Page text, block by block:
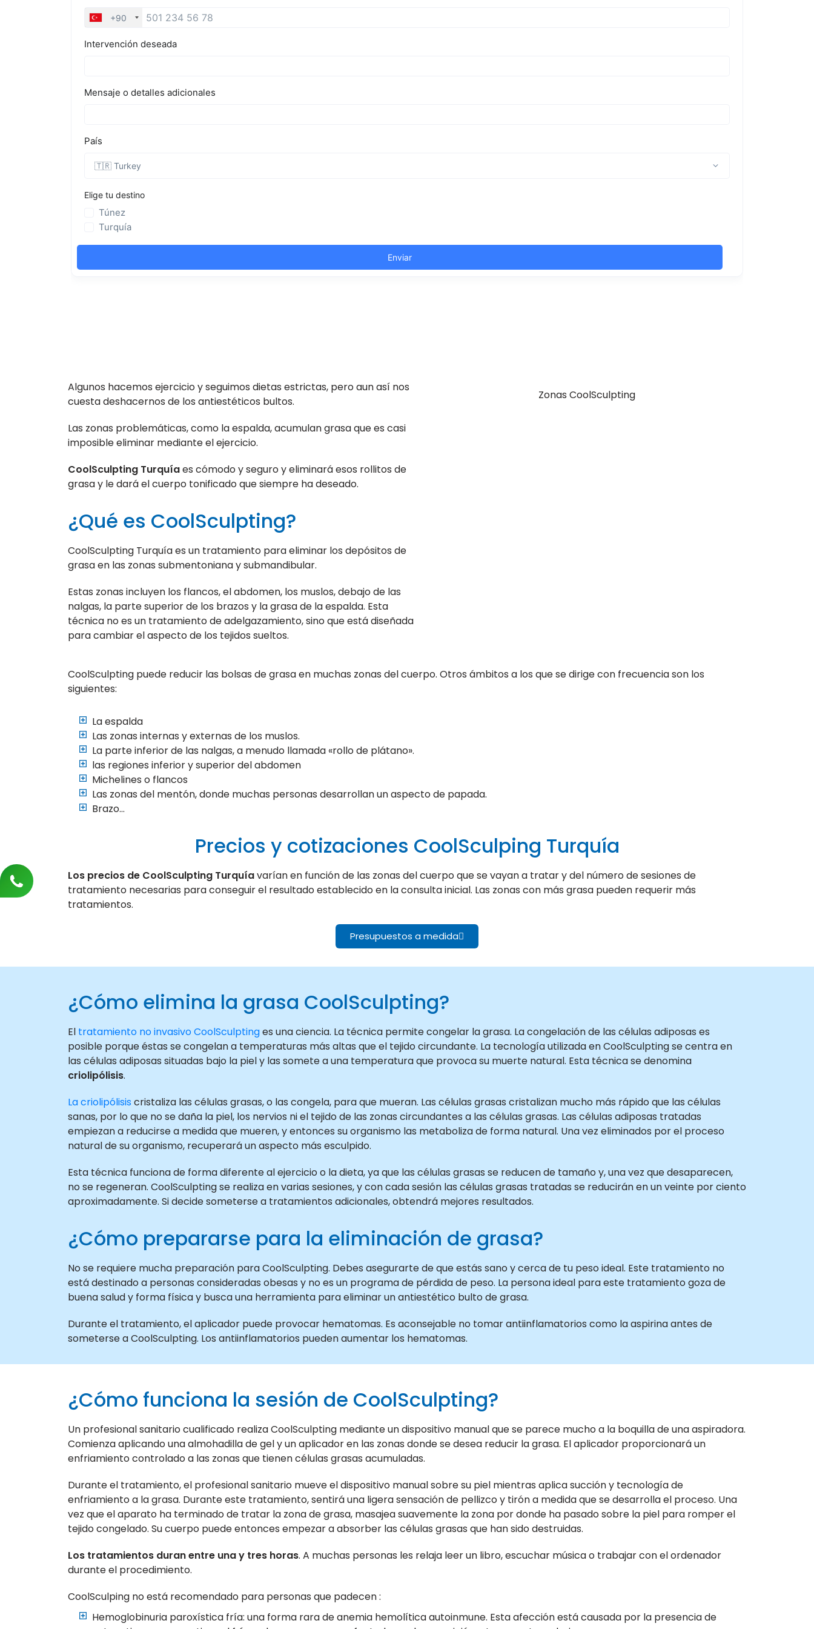
Algunos hacemos ejercicio y seguimos dietas estrictas, pero aun así nos
cuesta deshacernos de los antiestéticos bultos.
Las zonas problemáticas, como la espalda, acumulan grasa que es casi
imposible eliminar mediante el ejercicio.
CoolSculpting Turquíaes cómodo y seguro y eliminará esos rollitos de
grasa y le dará el cuerpo tonificado que siempre ha deseado.
¿Qué es CoolSculpting?
CoolSculpting Turquía es un tratamiento para eliminar los depósitos de
grasa en las zonas submentoniana y submandibular.
Estas zonas incluyen los flancos, el abdomen, los muslos, debajo de las
nalgas, la parte superior de los brazos y la grasa de la espalda. Esta
técnica no es un tratamiento de adelgazamiento, sino que está diseñada
para cambiar el aspecto de los tejidos sueltos.
Zonas CoolSculpting
CoolSculpting puede reducir las bolsas de grasa en muchas zonas del cuerpo. Otros ámbitos a los que se dirige con frecuencia son los
siguientes:
La espalda
Las zonas internas y externas de los muslos.
La parte inferior de las nalgas, a menudo llamada «rollo de plátano».
las regiones inferior y superior del abdomen
Michelines o flancos
Las zonas del mentón, donde muchas personas desarrollan un aspecto de papada.
Brazo…
Precios y cotizaciones CoolSculping Turquía
Los precios de CoolSculpting Turquíavarían en función de las zonas del cuerpo que se vayan a tratar y del número de sesiones de
tratamiento necesarias para conseguir el resultado establecido en la consulta inicial. Las zonas con más grasa pueden requerir más
tratamientos.
Presupuestos a medida
¿Cómo elimina la grasa CoolSculpting?
El tratamiento no invasivo CoolSculptinges una ciencia. La técnica permite congelar la grasa. La congelación de las células adiposas es
posible porque éstas se congelan a temperaturas más altas que el tejido circundante. La tecnología utilizada en CoolSculpting se centra en
las células adiposas situadas bajo la piel y las somete a una temperatura que provoca su muerte natural. Esta técnica se denomina
criolipólisis.
La criolipólisis cristaliza las células grasas, o las congela, para que mueran. Las células grasas cristalizan mucho más rápido que las células
sanas, por lo que no se daña la piel, los nervios ni el tejido de las zonas circundantes a las células grasas. Las células adiposas tratadas
empiezan a reducirse a medida que mueren, y entonces su organismo las metaboliza de forma natural. Una vez eliminados por el proceso
natural de su organismo, recuperará un aspecto más esculpido.
Esta técnica funciona de forma diferente al ejercicio o la dieta, ya que las células grasas se reducen de tamaño y, una vez que desaparecen,
no se regeneran. CoolSculpting se realiza en varias sesiones, y con cada sesión las células grasas tratadas se reducirán en un veinte por ciento
aproximadamente. Si decide someterse a tratamientos adicionales, obtendrá mejores resultados.
¿Cómo prepararse para la eliminación de grasa?
No se requiere mucha preparación para CoolSculpting. Debes asegurarte de que estás sano y cerca de tu peso ideal. Este tratamiento no
está destinado a personas consideradas obesas y no es un programa de pérdida de peso. La persona ideal para este tratamiento goza de
buena salud y forma física y busca una herramienta para eliminar un antiestético bulto de grasa.
Durante el tratamiento, el aplicador puede provocar hematomas. Es aconsejable no tomar antiinflamatorios como la aspirina antes de
someterse a CoolSculpting. Los antiinflamatorios pueden aumentar los hematomas.
¿Cómo funciona la sesión de CoolSculpting?
Un profesional sanitario cualificado realiza CoolSculpting mediante un dispositivo manual que se parece mucho a la boquilla de una aspiradora.
Comienza aplicando una almohadilla de gel y un aplicador en las zonas donde se desea reducir la grasa. El aplicador proporcionará un
enfriamiento controlado a las zonas que tienen células grasas acumuladas.
Durante el tratamiento, el profesional sanitario mueve el dispositivo manual sobre su piel mientras aplica succión y tecnología de
enfriamiento a la grasa. Durante este tratamiento, sentirá una ligera sensación de pellizco y tirón a medida que se desarrolla el proceso. Una
vez que el aparato ha terminado de tratar la zona de grasa, masajea suavemente la zona por donde ha pasado sobre la piel para romper el
tejido congelado. Su cuerpo puede entonces empezar a absorber las células grasas que han sido destruidas.
Los tratamientos duran entre una y tres horas. A muchas personas les relaja leer un libro, escuchar música o trabajar con el ordenador
durante el procedimiento.
CoolSculping no está recomendado para personas que padecen :
Hemoglobinuria paroxística fría: una forma rara de anemia hemolítica autoinmune. Esta afección está causada por la presencia de